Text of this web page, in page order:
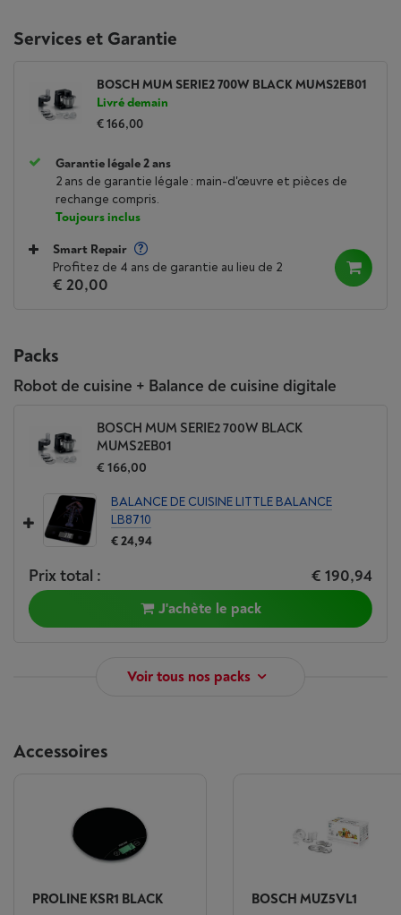
Services et Garantie
BOSCH MUM SERIE2 700W BLACK MUMS2EB01
Livré demain
€ 166,00
Garantie légale 2 ans
2 ans de garantie légale : main-d'œuvre et pièces de
rechange compris.
Toujours inclus
Smart Repair
Profitez de 4 ans de garantie au lieu de 2
€ 20,00
Packs
Robot de cuisine + Balance de cuisine digitale
BOSCH MUM SERIE2 700W BLACK
MUMS2EB01
€ 166,00
BALANCE DE CUISINE LITTLE BALANCE
LB8710
€ 24,94
Prix total : € 190,94
J'achète le pack
Voir tous nos packs
Accessoires
PROLINE KSR1 BLACK BOSCH MUZ5VL1